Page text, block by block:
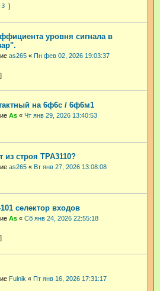
3
уровня сигнала в
as265 « Пн фев 02, 2026 19:03:37
на 6ф6с / 6ф6м1
As « Чт янв 29, 2026 13:40:53
строя TPA3110?
as265 « Вт янв 27, 2026 13:08:08
селектор входов
As « Сб янв 24, 2026 22:55:18
Fulnik « Пт янв 16, 2026 17:31:17